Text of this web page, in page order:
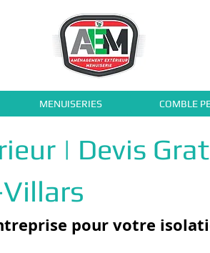
MENUISERIES COMBLE
| Devis
pour votre